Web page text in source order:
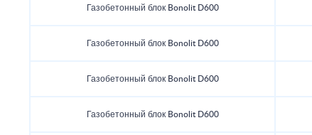
Газобетонный блок Bonolit D600
Газобетонный блок Bonolit D600
Газобетонный блок Bonolit D600
Газобетонный блок Bonolit D600